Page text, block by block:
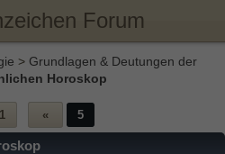
Forum
> Grundlagen & Deutungen der
Horoskop
1 « 5